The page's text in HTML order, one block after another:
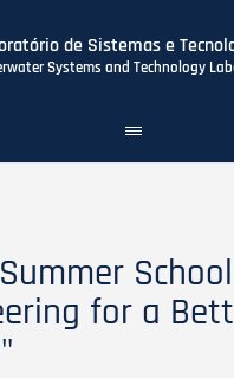
de Sistemas e
Systems and Technology
Toggle
navigation
for a